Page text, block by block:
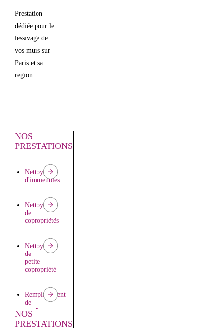
Prestation
dédiée pour le
lessivage de
vos murs sur
Paris et sa
région.
NOS
PRESTATIONS
Nettoyage
d'immeubles
Nettoyage
de
copropriétés
Nettoyage
de
petite
copropriété
Remplacement
de
gardien
NOS
PRESTATIONS